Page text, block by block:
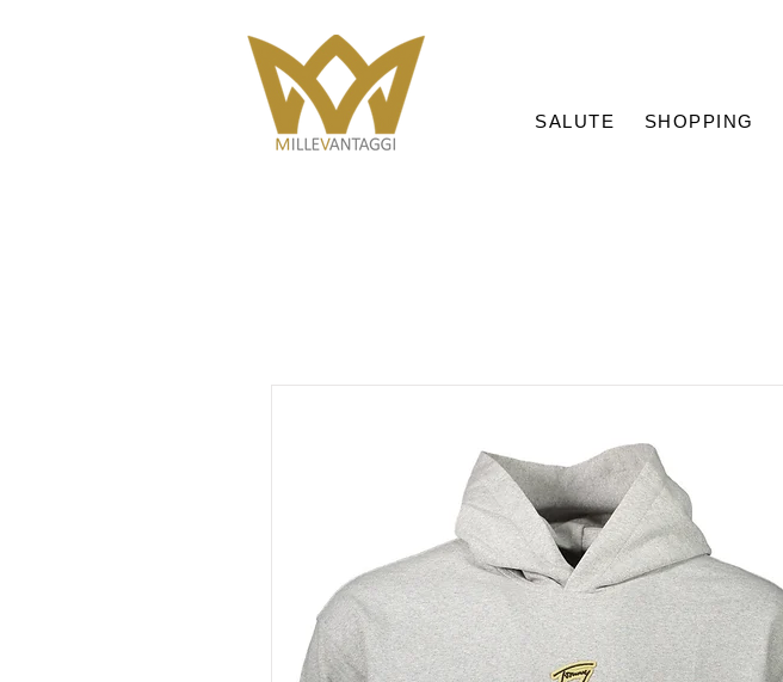
SALUTE SHOPPING